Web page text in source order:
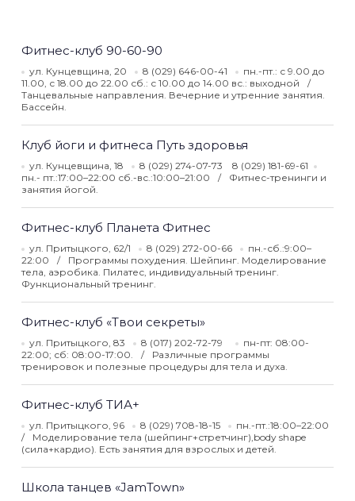
Фитнес-клуб 90-60-90
ул. Кунцевщина, 20 8 (029) 646-00-41
пн.-пт.: с 9.00 до
11.00, с 18.00 до 22.00 сб.: с 10.00 до 14.00 вс.: выходной
Танцевальные направления. Вечерние и утренние занятия.
Бассейн.
Клуб йоги и фитнеса Путь здоровья
ул. Кунцевщина, 18
8 (029) 274-07-73 8 (029) 181-69-61
пн.- пт.:17:00–22:00 сб.-вс.:10:00–21:00
Фитнес-тренинги и
занятия йогой.
Фитнес-клуб Планета Фитнес
ул. Притыцкого, 62/1 8 (029) 272-00-66
пн.-сб.:9:00–
22:00
Программы похудения. Шейпинг. Моделирование
тела, аэробика. Пилатес, индивидуальный тренинг.
Функциональный тренинг.
Фитнес-клуб «Твои секреты»
ул. Притыцкого, 83 8 (017) 202-72-79
пн-пт: 08:00-
22:00; сб: 08:00-17:00.
Различные программы
тренировок и полезные процедуры для тела и духа.
Фитнес-клуб ТИА+
ул. Притыцкого, 96 8 (029) 708-18-15
пн.-пт.:18:00–22:00
Моделирование тела (шейпинг+стретчинг),body shape
(сила+кардио). Есть занятия для взрослых и детей.
Школа танцев «JamTown»